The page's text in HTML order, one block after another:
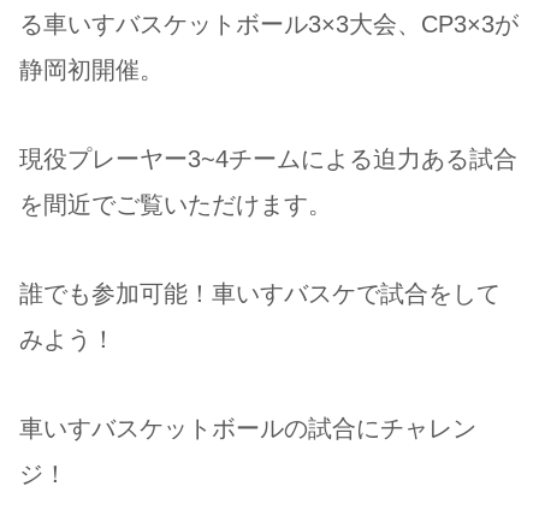
る車いすバスケットボール3×3大会、CP3×3が
静岡初開催。
現役プレーヤー3~4チームによる迫力ある試合
を間近でご覧いただけます。
誰でも参加可能！車いすバスケで試合をして
みよう！​
車いすバスケットボールの試合にチャレン
ジ！